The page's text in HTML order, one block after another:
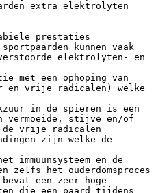
extra elektrolyten
prestaties
kunnen vaak
verstoorde elektrolyten- en
met een ophoping van
en vrije radicalen) welke
in de spieren is een
vermoeide, stijve en/of
de vrije radicalen
zijn welke de
immuunsysteem en de
zelfs het ouderdomsproces
een zeer hoge
die een paard tijdens